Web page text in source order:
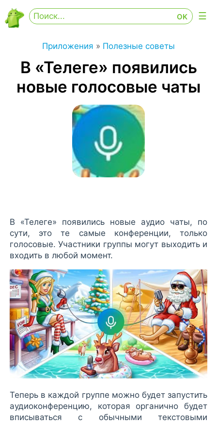
Приложения » Полезные советы
В «Телеге» появились
новые голосовые чаты
В «Телеге» появились новые аудио чаты, по
сути, это те самые конференции, только
голосовые. Участники группы могут выходить и
входить в любой момент.
Теперь в каждой группе можно будет запустить
аудиоконференцию, которая органично будет
вписываться с обычными текстовыми